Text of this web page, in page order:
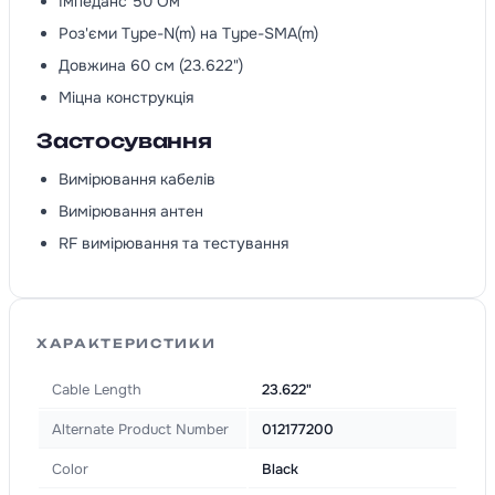
Роз'єми Type-N(m) на Type-SMA(m)
Довжина 60 см (23.622")
Міцна конструкція
Застосування
Вимірювання кабелів
Вимірювання антен
RF вимірювання та тестування
ХАРАКТЕРИСТИКИ
Cable Length 23.622"
Alternate Product Number 012177200
Color Black